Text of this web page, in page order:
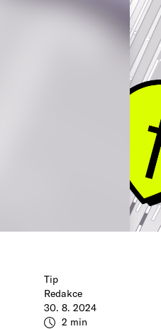
Tip
Redakce
30. 8. 2024
2 min